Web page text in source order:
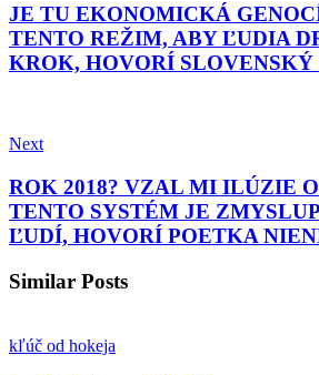
JE TU EKONOMICKÁ
TENTO REŽIM, ABY ĽUDIA
KROK, HOVORÍ SLOVENSKÝ
Next
ROK 2018? VZAL MI ILÚZIE
TENTO SYSTÉM JE
ĽUDÍ, HOVORÍ POETKA
Similar Posts
kľúč od hokeja